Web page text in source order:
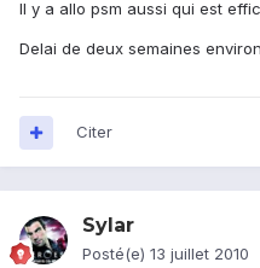
Il y a allo psm aussi qui est
Delai de deux semaines
Citer
Sylar
Posté(e) 13 juillet 2010